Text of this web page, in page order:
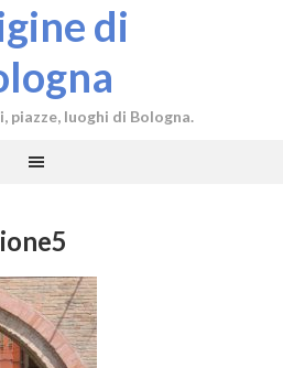
di
piazze, luoghi di Bologna.